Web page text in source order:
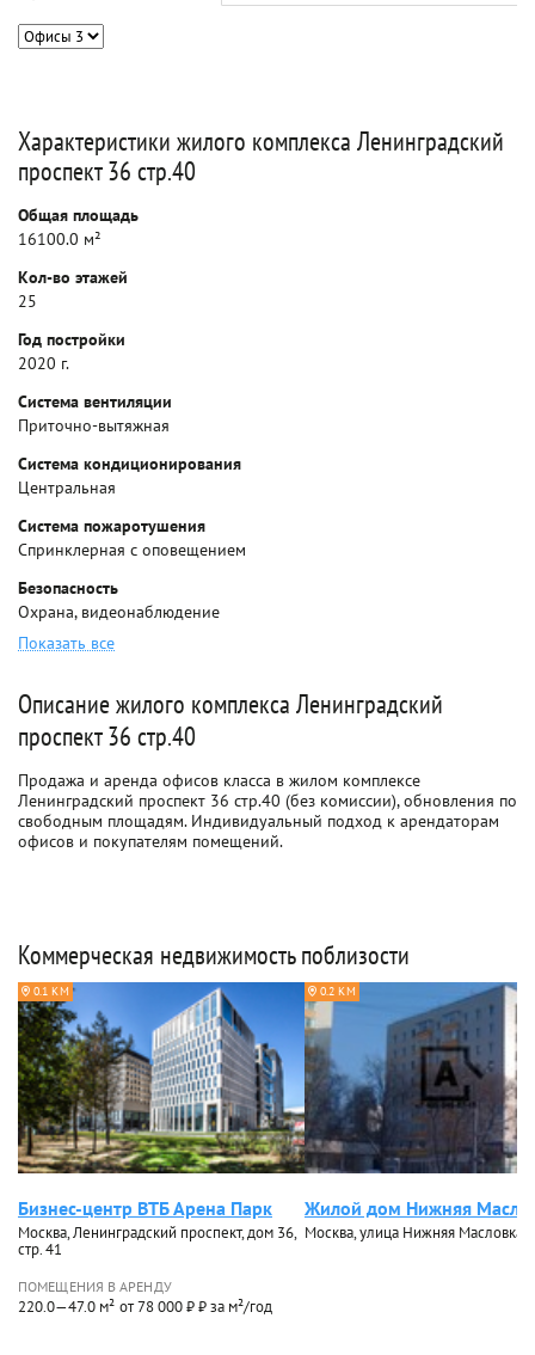
Характеристики жилого комплекса Ленинградский
проспект 36 стр.40
Общая площадь
16100.0 м²
Кол-во этажей
25
Год постройки
2020 г.
Система вентиляции
Приточно-вытяжная
Система кондиционирования
Центральная
Система пожаротушения
Спринклерная с оповещением
Безопасность
Охрана, видеонаблюдение
Показать все
Описание жилого комплекса Ленинградский
проспект 36 стр.40
Продажа и аренда офисов класса в жилом комплексе
Ленинградский проспект 36 стр.40 (без комиссии), обновления по
свободным площадям. Индивидуальный подход к арендаторам
офисов и покупателям помещений.
Коммерческая недвижимость поблизости
0.1 КМ
Бизнес-центр ВТБ Арена Парк
Москва, Ленинградский проспект, дом 36,
стр. 41
ПОМЕЩЕНИЯ В АРЕНДУ
220.0—47.0 м² от 78 000 ₽ ₽ за м²/год
0.2 КМ
Жилой дом Нижняя
Москва, улица Нижняя Масловка,